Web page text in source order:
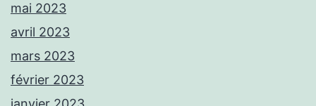
mai 2023
avril 2023
mars 2023
février 2023